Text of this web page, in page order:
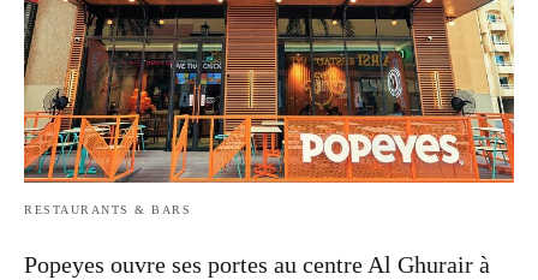
RESTAURANTS & BARS
Popeyes ouvre ses portes au centre Al Ghurair à